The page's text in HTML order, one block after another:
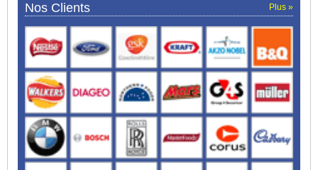
Plus »
Nos Clients